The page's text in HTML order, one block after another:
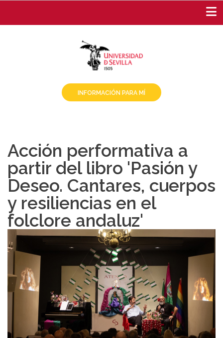
contenido
INFORMACIÓN PARA MÍ
Acción performativa a
partir del libro 'Pasión y
Deseo. Cantares, cuerpos
y resiliencias en el
folclore andaluz'